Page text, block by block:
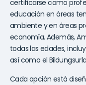
certificarse como
educación en áreas
ambiente y en áreas
economía. Además,
todas las edades,
así como el
Cada opción está